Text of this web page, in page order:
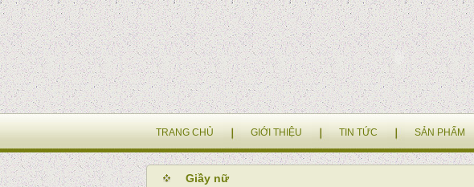
TRANG CHỦ GIỚI THIỆU TIN TỨC SẢN PHẨM
Giầy nữ